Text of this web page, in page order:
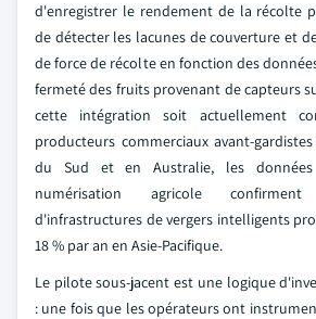
d'enregistrer le rendement de la récolte
de détecter les lacunes de couverture et
de force de récolte en fonction des
fermeté des fruits provenant de capteurs
cette intégration soit actuellement
producteurs commerciaux avant-
du Sud et en Australie, les
numérisation agricole
d'infrastructures de vergers intelligents
18 % par an en Asie-Pacifique.
Le pilote sous-jacent est une logique
: une fois que les opérateurs ont